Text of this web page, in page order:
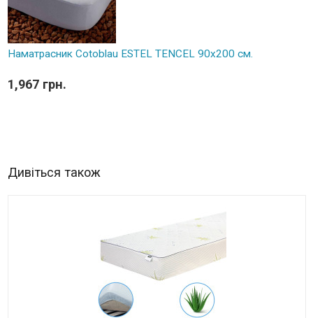
Наматрасник Cotoblau ESTEL TENCEL 90х200 см.
1,967 грн.
Дивіться також